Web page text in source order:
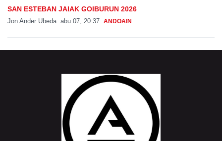
SAN ESTEBAN JAIAK GOIBURUN 2026
Jon Ander Ubeda abu 07, 20:37 ANDOAIN